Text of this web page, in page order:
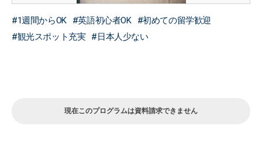
1週間からOK 英語初心者OK
初めての留学歓迎
観光スポット充実
日本人少ない
現在このプログラムは資料請求できません